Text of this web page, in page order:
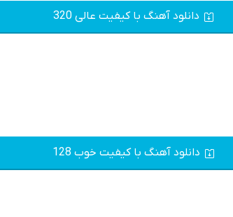
دانلود آهنگ با کیفیت عالی 320
دانلود آهنگ با کیفیت خوب 128